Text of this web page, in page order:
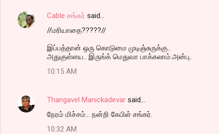
Cable சங்கர் said…
//மரியாதை?????//
இப்பத்தான் ஒரு கொடுமை முடிஞ்சுருக்கு..
அதுகுள்ளய.. இருங்க் மெதுவா பாக்கலாம்.அன்பு..
10:15 AM
Thangavel Manickadevar said…
நேரம் மிச்சம்... நன்றி கேபிள் சங்கர்.
10:32 AM